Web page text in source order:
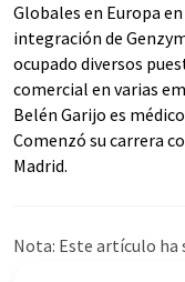
Globales en Europa
integración de
ocupado diversos
comercial en varias
Belén Garijo es
Comenzó su carrera
Madrid.
Nota: Este artículo